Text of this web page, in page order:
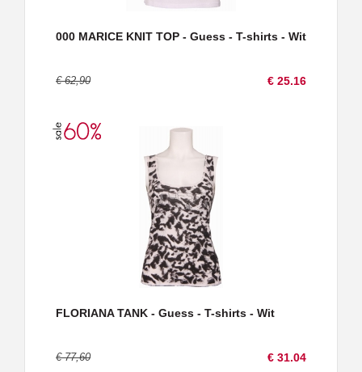
000 MARICE KNIT TOP - Guess - T-shirts - Wit
€ 62,90 € 25.16
FLORIANA TANK - Guess - T-shirts - Wit
€ 77,60 € 31.04